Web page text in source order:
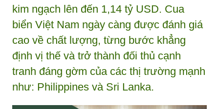
kim ngạch lên đến 1,14 tỷ USD. Cua
biển Việt Nam ngày càng được đánh giá
cao về chất lượng, từng bước khẳng
định vị thế và trở thành đối thủ cạnh
tranh đáng gờm của các thị trường mạnh
như: Philippines và Sri Lanka.